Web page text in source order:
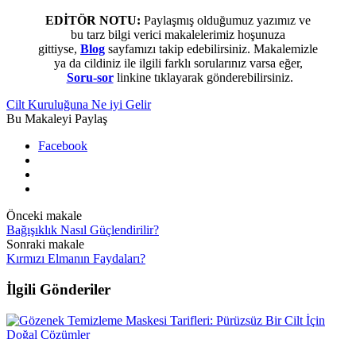
EDİTÖR NOTU: Paylaşmış olduğumuz yazımız ve
bu tarz bilgi verici makalelerimiz hoşunuza
gittiyse, Blog sayfamızı takip edebilirsiniz. Makalemizle
ya da cildiniz ile ilgili farklı sorularınız varsa eğer,
Soru-sorlinkine tıklayarak gönderebilirsiniz.
Cilt Kuruluğuna Ne iyi Gelir
Bu Makaleyi Paylaş
Facebook
Önceki makale
Bağışıklık Nasıl Güçlendirilir?
Sonraki makale
Kırmızı Elmanın Faydaları?
İlgili Gönderiler